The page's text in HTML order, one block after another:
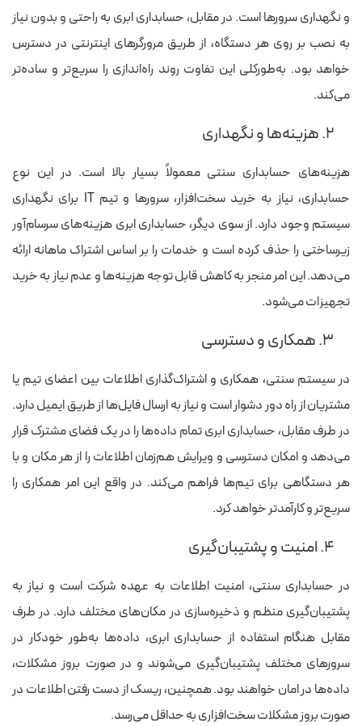
و نگهداری سرورها است. در مقابل، حسابداری ابری به راحتی و بدون نیاز
به نصب بر روی هر دستگاه، از طریق مرورگرهای اینترنتی در دسترس
خواهد بود. به‌طورکلی این تفاوت روند راه‌اندازی را سریع‌تر و ساده‌تر
می‌کند.
۲. هزینه‌ها و نگهداری
هزینه‌های حسابداری سنتی معمولاً بسیار بالا است. در این نوع
حسابداری، نیاز به خرید سخت‌افزار، سرورها و تیم IT برای نگهداری
سیستم وجود دارد. از سوی دیگر، حسابداری ابری هزینه‌های سرسام‌آور
زیرساختی را حذف کرده است و خدمات را بر اساس اشتراک ماهانه ارائه
می‌دهد. این امر منجر به کاهش قابل توجه هزینه‌ها و عدم نیاز به خرید
تجهیزات می‌شود.
۳. همکاری و دسترسی
در سیستم سنتی، همکاری و اشتراک‌گذاری اطلاعات بین اعضای تیم یا
مشتریان از راه دور دشوار است و نیاز به ارسال فایل‌ها از طریق ایمیل دارد.
در طرف مقابل، حسابداری ابری تمام داده‌ها را در یک فضای مشترک قرار
می‌دهد و امکان دسترسی و ویرایش هم‌زمان اطلاعات را از هر مکان و با
هر دستگاهی برای تیم‌ها فراهم می‌کند. در واقع این امر همکاری را
سریع‌تر و کارآمدتر خواهد کرد.
۴. امنیت و پشتیبان‌گیری
در حسابداری سنتی، امنیت اطلاعات به عهده شرکت است و نیاز به
پشتیبان‌گیری منظم و ذخیره‌سازی در مکان‌های مختلف دارد. در طرف
مقابل هنگام استفاده از حسابداری ابری، داده‌ها به‌طور خودکار در
سرورهای مختلف پشتیبان‌گیری می‌شوند و در صورت بروز مشکلات،
داده‌ها در امان خواهند بود. همچنین، ریسک از دست رفتن اطلاعات در
صورت بروز مشکلات سخت‌افزاری به حداقل می‌رسد.